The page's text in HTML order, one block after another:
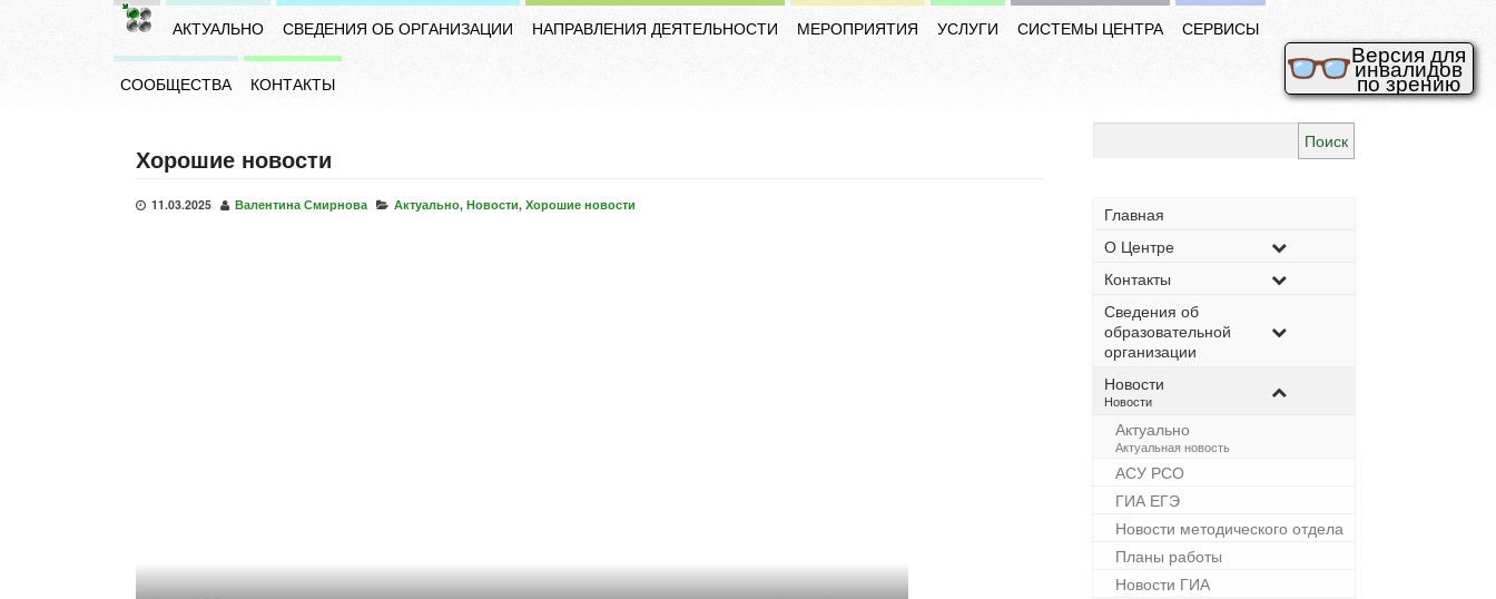
Версия для
инвалидов
по зрению
АКТУАЛЬНО СВЕДЕНИЯ ОБ ОРГАНИЗАЦИИ НАПРАВЛЕНИЯ ДЕЯТЕЛЬНОСТИ МЕРОПРИЯТИЯ УСЛУГИ СИСТЕМЫ ЦЕНТРА СЕРВИСЫ
СООБЩЕСТВА КОНТАКТЫ
Хорошие новости
11.03.2025 Валентина Смирнова Актуально, Новости, Хорошие новости
Главная
О Центре
Контакты
Сведения об
образовательной
организации
Новости
–
Новости
Актуально
–
Актуальная новость
АСУ РСО
ГИА ЕГЭ
Новости методического отдела
Планы работы
Новости ГИА